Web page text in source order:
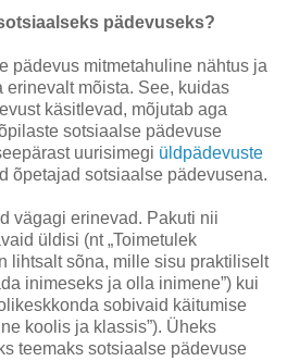
pädevuseks?
pädevus mitmetahuline nähtus ja
erinevalt mõista. See, kuidas
käsitlevad, mõjutab aga
sotsiaalse pädevuse
uurisimegi üldpädevuste
õpetajad sotsiaalse pädevusena.
vägagi erinevad. Pakuti nii
üldisi (nt „Toimetulek
lihtsalt sõna, mille sisu praktiliselt
inimeseks ja olla inimene”) kui
sobivaid käitumise
koolis ja klassis”). Üheks
teemaks sotsiaalse pädevuse